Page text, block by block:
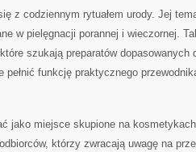
z codziennym rytuałem urody. Jej
w pielęgnacji porannej i wieczornej.
szukają preparatów dopasowanych
pełnić funkcję praktycznego
jako miejsce skupione na
którzy zwracają uwagę na